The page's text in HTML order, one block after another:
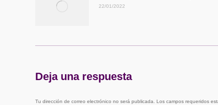
22/01/2022
Deja una respuesta
Tu dirección de correo electrónico no será publicada. Los campos requeridos